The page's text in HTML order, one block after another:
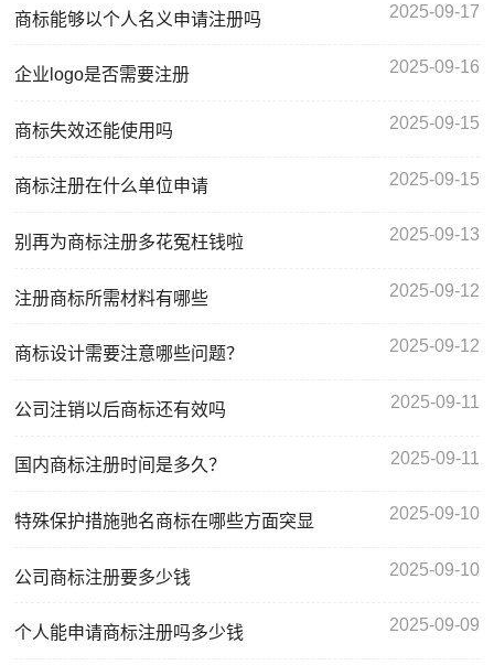
商标能够以个人名义申请注册吗 2025-09-17
企业logo是否需要注册 2025-09-16
商标失效还能使用吗 2025-09-15
商标注册在什么单位申请 2025-09-15
别再为商标注册多花冤枉钱啦 2025-09-13
注册商标所需材料有哪些 2025-09-12
商标设计需要注意哪些问题？ 2025-09-12
公司注销以后商标还有效吗 2025-09-11
国内商标注册时间是多久？ 2025-09-11
特殊保护措施驰名商标在哪些方面突显 2025-09-10
公司商标注册要多少钱 2025-09-10
个人能申请商标注册吗多少钱 2025-09-09